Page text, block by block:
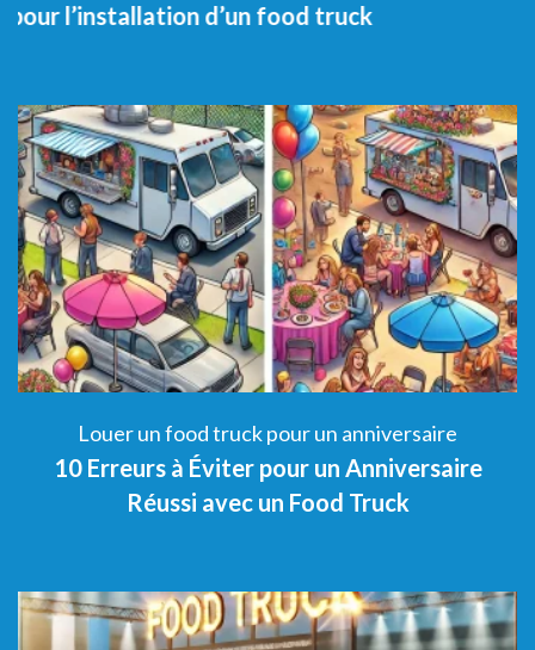
réception d’un Mariage ?
Louer un food truck pour un anniversaire
Top 5 des Thèmes d’Anniversaire à célébrer
avec un food truck